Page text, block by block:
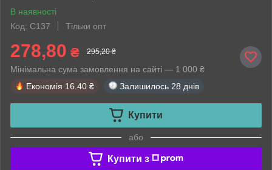
В наявності
Код: C137
Тільки опт
278,80 ₴ 295,20 ₴
Мінімальна сума замовлення на сайті — 1 000 ₴
Економія 16.40 ₴ Залишилось 28 днів
Купити
або
Купити з